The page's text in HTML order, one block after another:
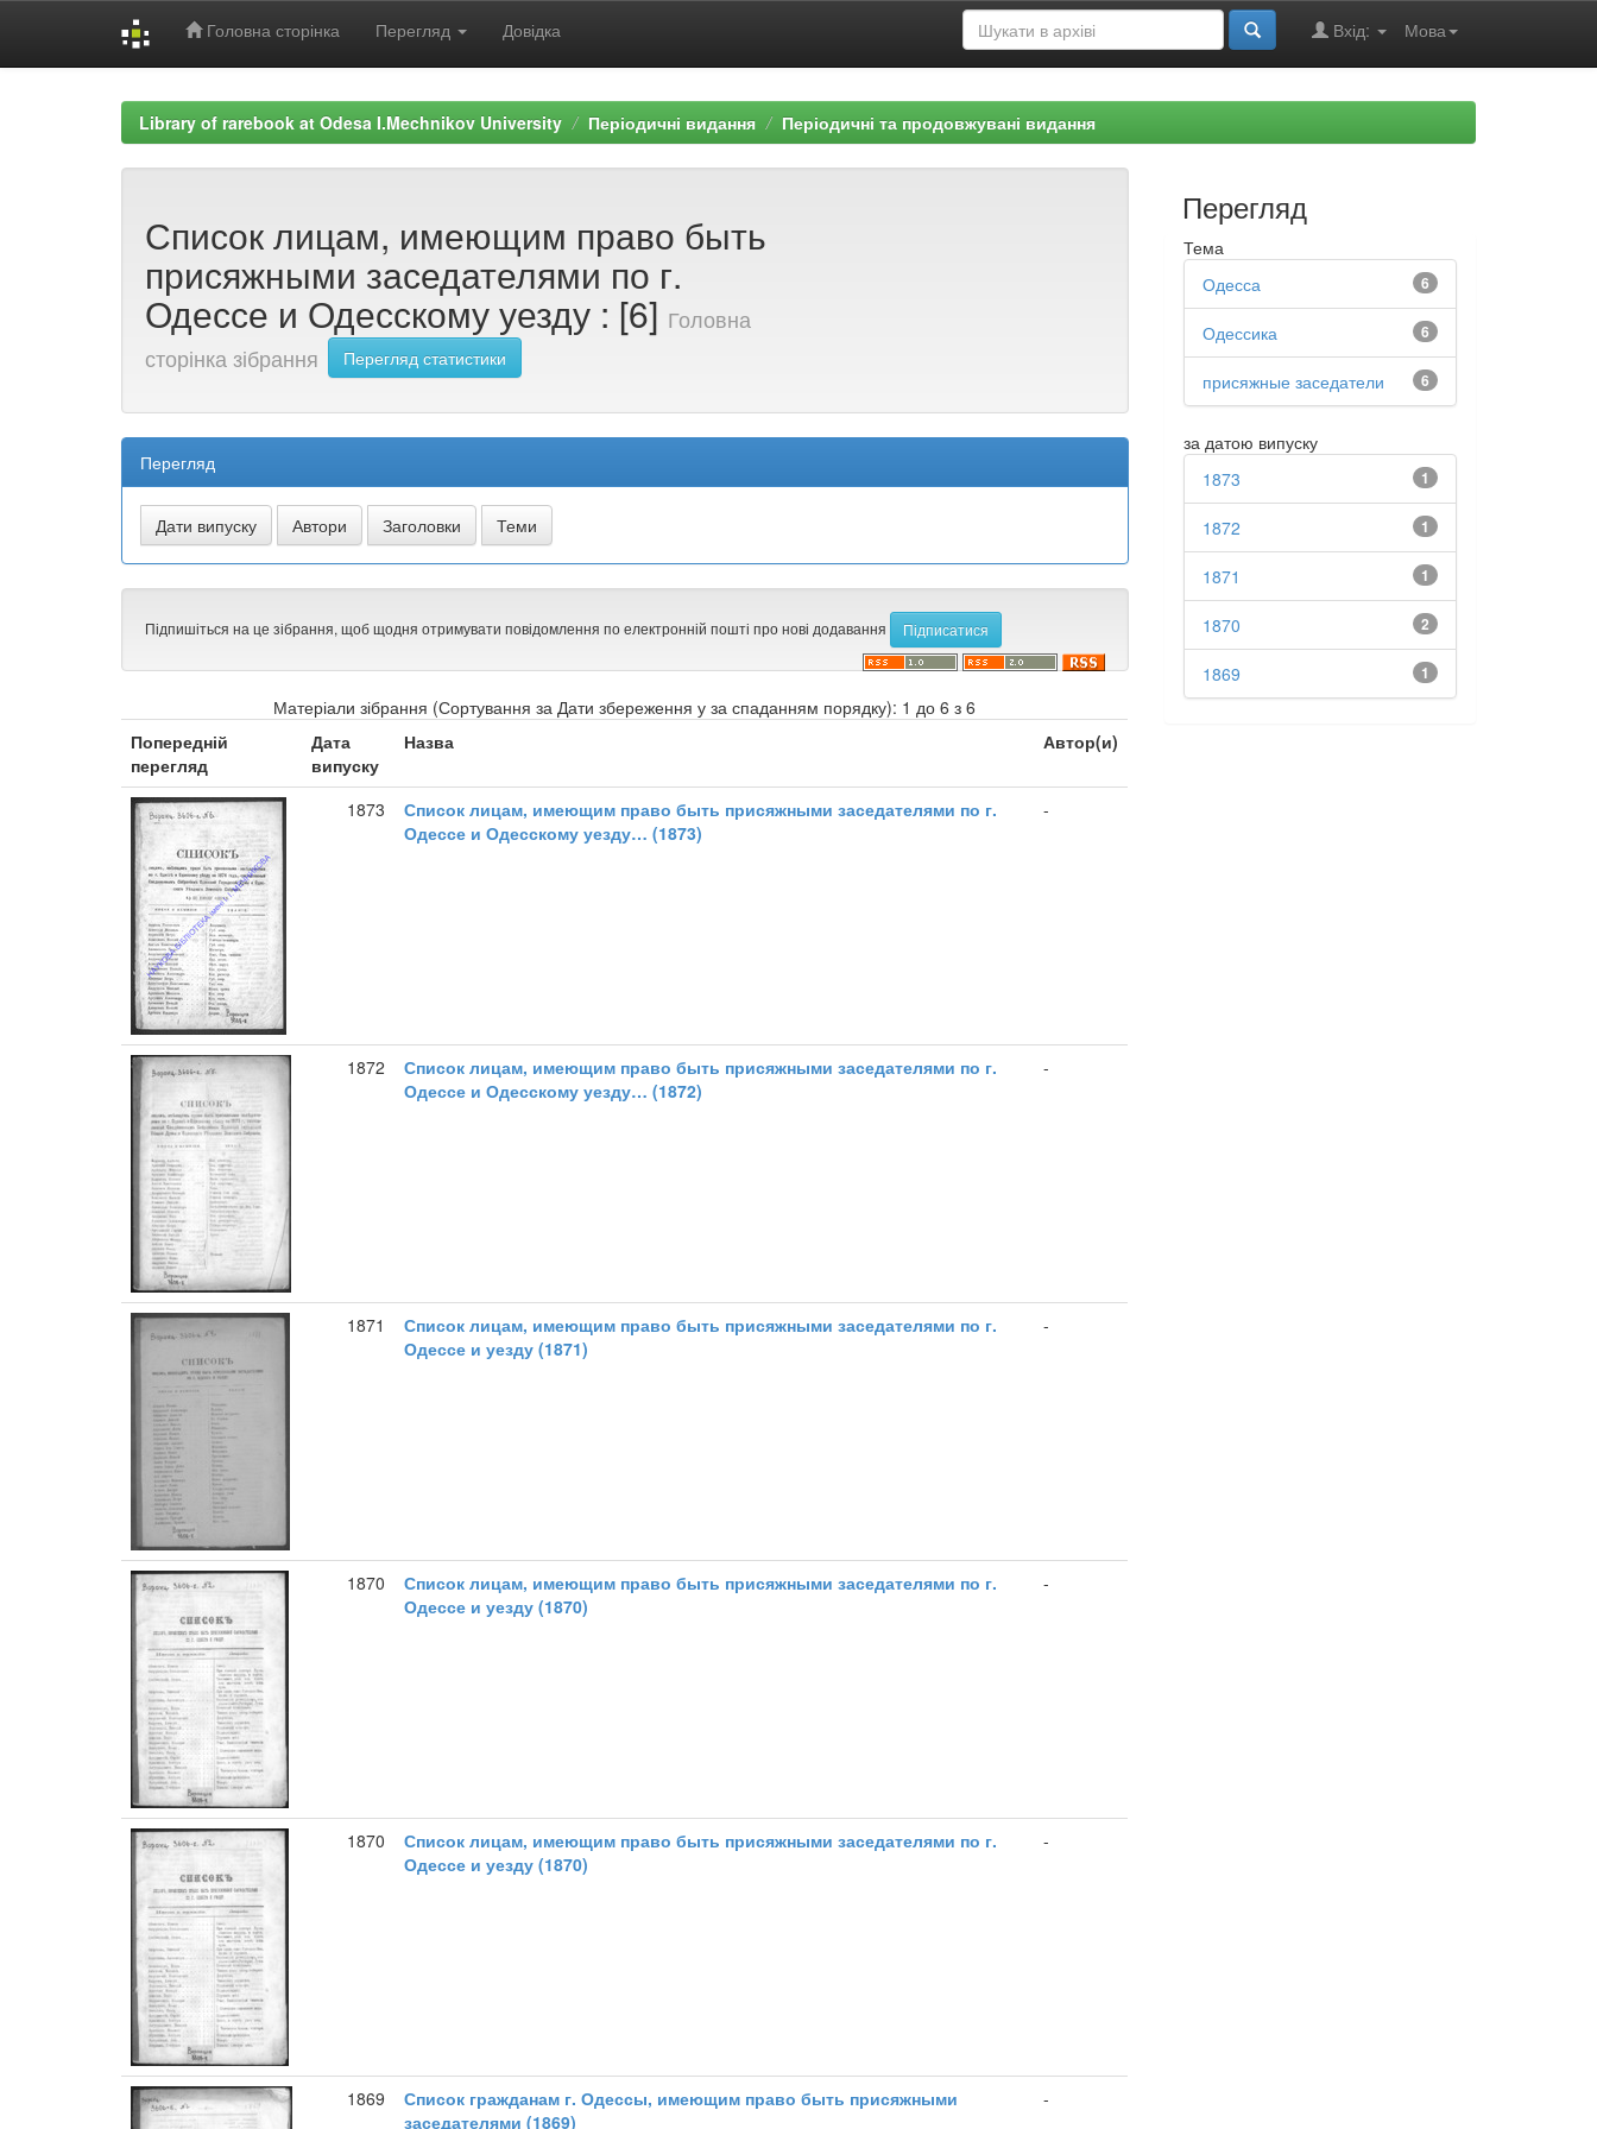
Головна сторінка Перегляд Довідка Мова
Вхід:
Library of rarebook at Odesa I.Mechnikov University Періодичні видання Періодичні та продовжувані видання
Список лицам, имеющим право быть
присяжными заседателями по г.
Одессе и Одесскому уезду : [6] Головна
сторінка зібрання
Перегляд статистики
Перегляд
Підпишіться на це зібрання, щоб щодня отримувати повідомлення по електронній пошті про нові додавання
Матеріали зібрання (Сортування за Дати збереження у за спаданням порядку): 1 до 6 з 6
Попередній
перегляд
Дата
випуску
Назва Автор(и)
1873
Список лицам, имеющим право быть присяжными заседателями по г.
Одессе и Одесскому уезду… (1873)
-
1872
Список лицам, имеющим право быть присяжными заседателями по г.
Одессе и Одесскому уезду… (1872)
-
1871
Список лицам, имеющим право быть присяжными заседателями по г.
Одессе и уезду (1871)
-
1870
Список лицам, имеющим право быть присяжными заседателями по г.
Одессе и уезду (1870)
-
1870
Список лицам, имеющим право быть присяжными заседателями по г.
Одессе и уезду (1870)
-
1869
Список гражданам г. Одессы, имеющим право быть присяжными
заседателями (1869)
-
Перегляд
Тема
6
Одесса
6
Одессика
6
присяжные заседатели
за датою випуску
1
1873
1
1872
1
1871
2
1870
1
1869